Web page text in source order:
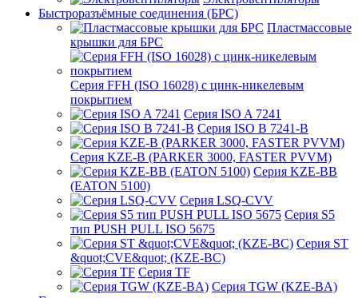
Быстроразъёмные соединения (БРС)
Пластмассовые
крышки для БРС
Серия FFH (ISO 16028) с цинк-никелевым
покрытием
Серия ISO A 7241
Серия ISO B 7241-B
Серия KZE-B (PARKER 3000, FASTER PVVM)
Серия KZE-BB
(EATON 5100)
Серия LSQ-CVV
Серия S5
тип PUSH PULL ISO 5675
Серия ST
&quot;CVE&quot; (KZE-BC)
Серия TF
Серия TGW (KZE-BA)